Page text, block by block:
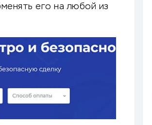
его на любой из